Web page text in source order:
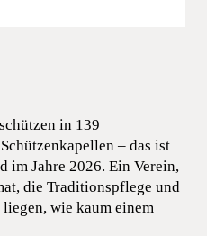
in 139
– das ist
im Jahre 2026. Ein Verein,
die Traditionspflege und
wie kaum einem